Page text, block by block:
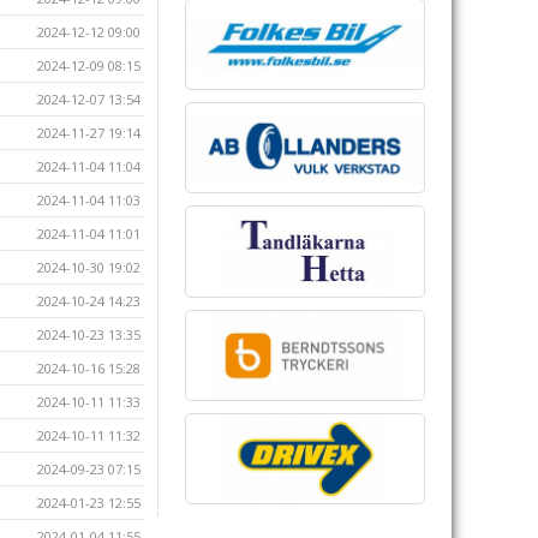
2024-12-12 09:00
2024-12-09 08:15
2024-12-07 13:54
2024-11-27 19:14
2024-11-04 11:04
2024-11-04 11:03
2024-11-04 11:01
2024-10-30 19:02
2024-10-24 14:23
2024-10-23 13:35
2024-10-16 15:28
2024-10-11 11:33
2024-10-11 11:32
2024-09-23 07:15
2024-01-23 12:55